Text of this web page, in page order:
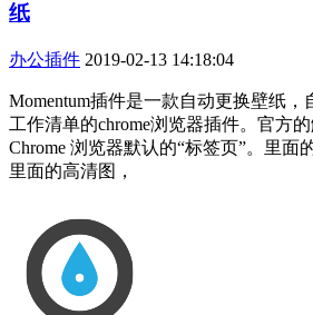
纸
办公插件 2019-02-13 14:18:04
Momentum插件是一款自动更换壁纸
工作清单的chrome浏览器插件。官方
Chrome 浏览器默认的“标签页”。里面
里面的高清图，